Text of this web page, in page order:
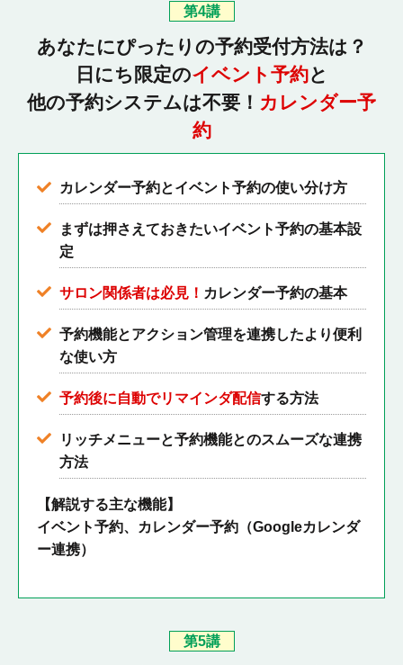
第4講
あなたにぴったりの予約受付方法は？
日にち限定のイベント予約と
他の予約システムは不要！ カレンダー予
約
カレンダー予約とイベント予約の使い分け方
まずは押さえておきたいイベント予約の基本設
定
サロン関係者は必見！ カレンダー予約の基本
予約機能とアクション管理を連携したより便利
な使い方
予約後に自動でリマインダ配信する方法
リッチメニューと予約機能とのスムーズな連携
方法
【解説する主な機能】
イベント予約、カレンダー予約（Googleカレンダ
ー連携）
第5講